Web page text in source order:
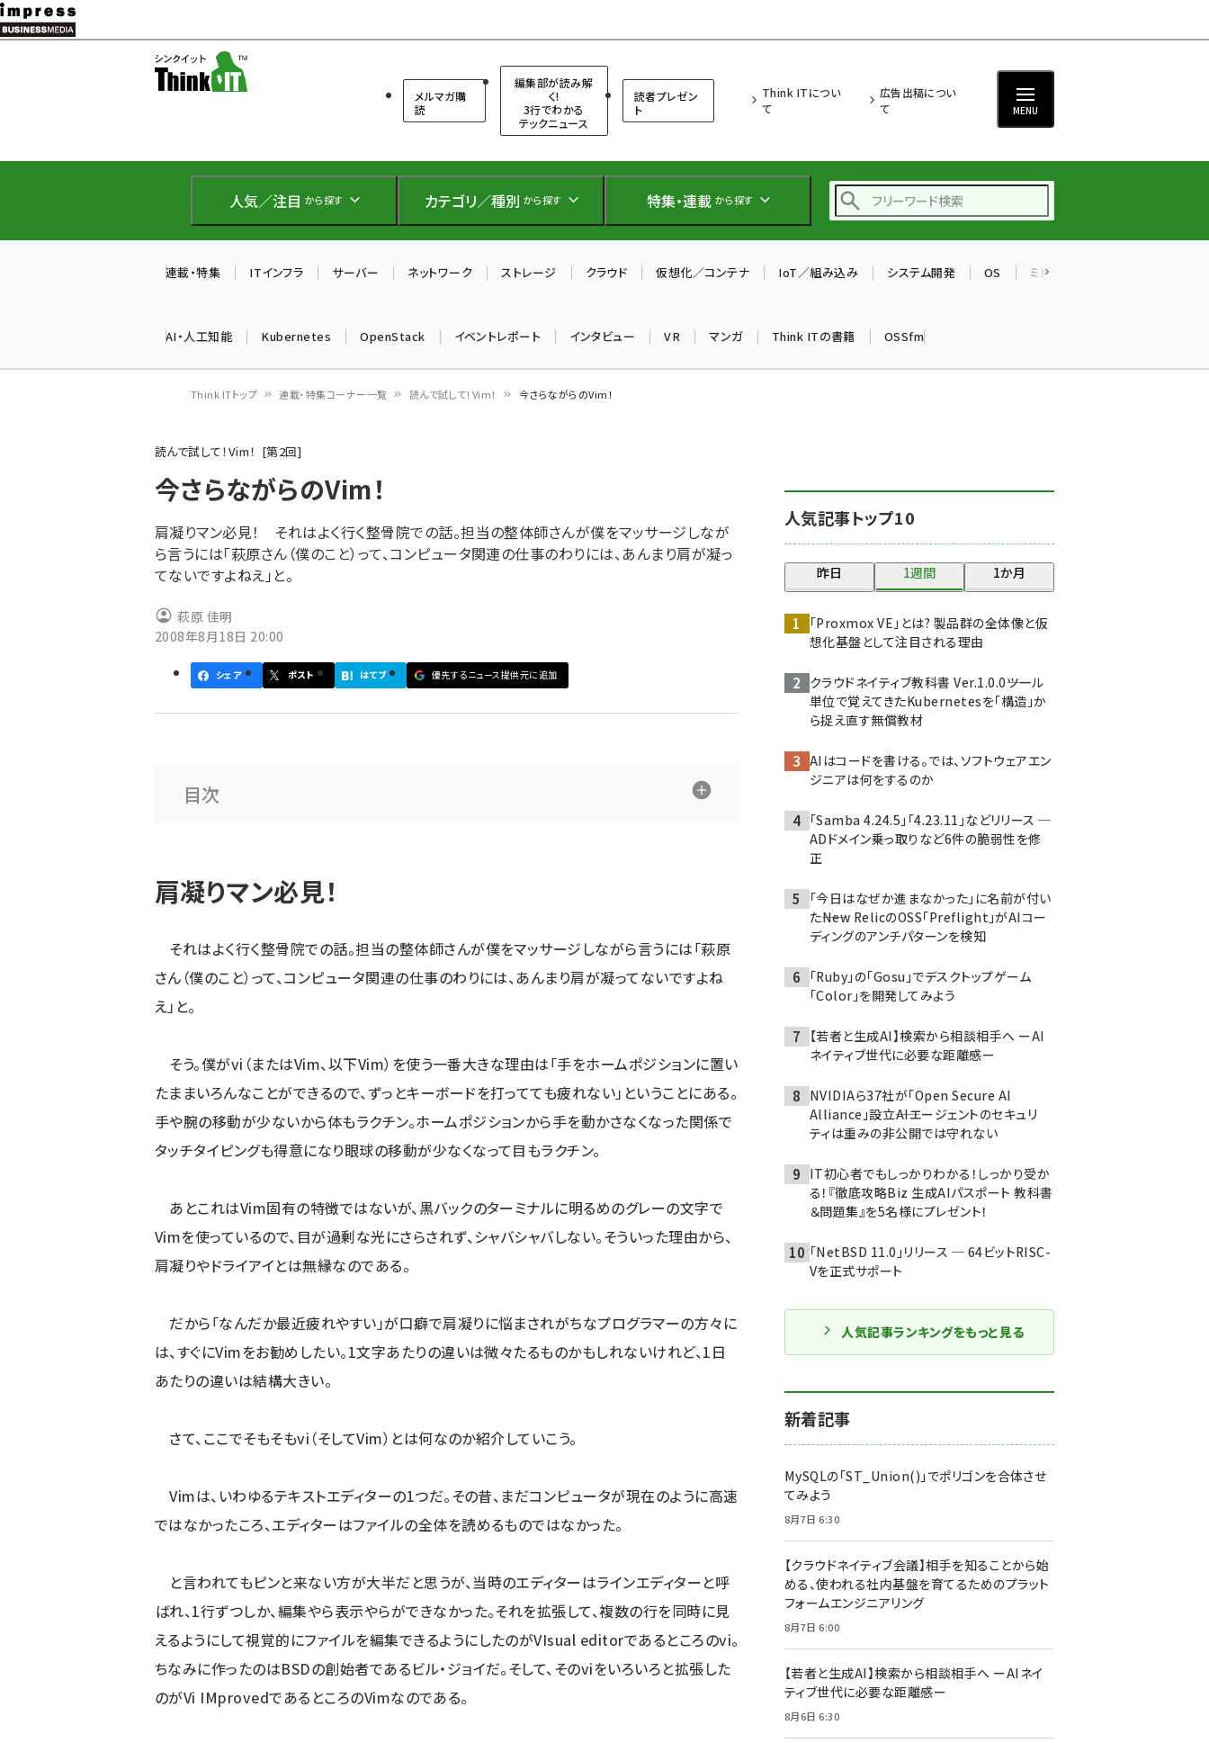
メ
イ
テ
に
メルマガ購
読
編集部が読み解
く!
3行でわかる
テックニュース
読者プレゼン
ト
Think ITについ
て
広告出稿につい
て
MENU
人気／注目 から探す カテゴリ／種別 から探す 特集・連載 から探す
仲間と築いた勝利の絆～
drupal (1956)
genai (1484)
abc123 (1360)
連載・特集 ITインフラ サーバー ネットワーク ストレージ クラウド 仮想化／コンテナ IoT／組み込み システム開発 OS ミドルウェア
AI・人工知能 Kubernetes OpenStack イベントレポート インタビュー VR マンガ Think ITの書籍 OSSfm
ン
く
ず
Think ITトップ 連載・特集コーナー一覧 読んで試して！Vim！ 今さらながらのVim！
読んで試して！Vim！ 第2回
今さらながらのVim！
肩凝りマン必見！ それはよく行く整骨院での話。担当の整体師さんが僕をマッサージしなが
ら言うには「萩原さん（僕のこと）って、コンピュータ関連の仕事のわりには、あんまり肩が凝っ
てないですよねえ」と。
萩原 佳明
2008年8月18日 20:00
シェア ポスト はてブ 優先するニュース提供元に追加
目次
肩凝りマン必見！
それはよく行く整骨院での話。担当の整体師さんが僕をマッサージしながら言うには「萩原
さん（僕のこと）って、コンピュータ関連の仕事のわりには、あんまり肩が凝ってないですよね
え」と。
そう。僕がvi（またはVim、以下Vim）を使う一番大きな理由は「手をホームポジションに置い
たままいろんなことができるので、ずっとキーボードを打ってても疲れない」ということにある。
手や腕の移動が少ないから体もラクチン。ホームポジションから手を動かさなくなった関係で
タッチタイピングも得意になり眼球の移動が少なくなって目もラクチン。
あとこれはVim固有の特徴ではないが、黒バックのターミナルに明るめのグレーの文字で
Vimを使っているので、目が過剰な光にさらされず、シャバシャバしない。そういった理由から、
肩凝りやドライアイとは無縁なのである。
だから「なんだか最近疲れやすい」が口癖で肩凝りに悩まされがちなプログラマーの方々に
は、すぐにVimをお勧めしたい。1文字あたりの違いは微々たるものかもしれないけれど、1日
あたりの違いは結構大きい。
さて、ここでそもそもvi（そしてVim）とは何なのか紹介していこう。
Vimは、いわゆるテキストエディターの1つだ。その昔、まだコンピュータが現在のように高速
ではなかったころ、エディターはファイルの全体を読めるものではなかった。
と言われてもピンと来ない方が大半だと思うが、当時のエディターはラインエディターと呼
ばれ、1行ずつしか、編集やら表示やらができなかった。それを拡張して、複数の行を同時に見
えるようにして視覚的にファイルを編集できるようにしたのがVIsual editorであるところのvi。
ちなみに作ったのはBSDの創始者であるビル・ジョイだ。そして、そのviをいろいろと拡張した
のがVi IMprovedであるところのVimなのである。
人気記事トップ10
昨日 1週間 1か月
「Proxmox VE」とは? 製品群の全体像と仮
想化基盤として注目される理由
クラウドネイティブ教科書 Ver.1.0.0――ツール
単位で覚えてきたKubernetesを「構造」か
ら捉え直す無償教材
AIはコードを書ける。では、ソフトウェアエン
ジニアは何をするのか
「Samba 4.24.5」「4.23.11」などリリース ─
ADドメイン乗っ取りなど6件の脆弱性を修
正
「今日はなぜか進まなかった」に名前が付い
た――New RelicのOSS「Preflight」がAIコー
ディングのアンチパターンを検知
「Ruby」の「Gosu」でデスクトップゲーム
「Color」を開発してみよう
【若者と生成AI】検索から相談相手へ ーAI
ネイティブ世代に必要な距離感ー
NVIDIAら37社が「Open Secure AI
Alliance」設立――AIエージェントのセキュリ
ティは重みの非公開では守れない
IT初心者でもしっかりわかる！しっかり受か
る！『徹底攻略Biz 生成AIパスポート 教科書
＆問題集』を5名様にプレゼント！
「NetBSD 11.0」リリース ─ 64ビットRISC-
Vを正式サポート
人気記事ランキングをもっと見る
新着記事
MySQLの「ST_Union()」でポリゴンを合体させ
てみよう
8月7日 6:30
【クラウドネイティブ会議】相手を知ることから始
める、使われる社内基盤を育てるためのプラット
フォームエンジニアリング
8月7日 6:00
【若者と生成AI】検索から相談相手へ ーAIネイ
ティブ世代に必要な距離感ー
8月6日 6:30